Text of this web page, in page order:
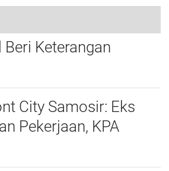
Keterangan
City Samosir: Eks
Pekerjaan, KPA